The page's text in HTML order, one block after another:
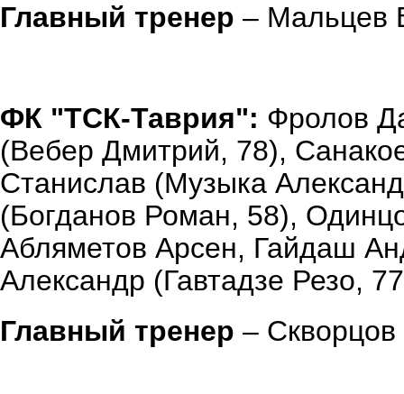
Главный тренер – Мальцев
ФК "ТСК-Таврия": Фролов
(Вебер Дмитрий, 78),
Станислав (Музыка
(Богданов Роман, 58),
Абляметов Арсен, Гайдаш
Александр (Гавтадзе Резо,
Главный тренер –